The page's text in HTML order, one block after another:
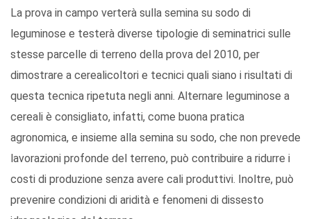
La prova in campo verterà sulla semina su sodo di
leguminose e testerà diverse tipologie di seminatrici sulle
stesse parcelle di terreno della prova del 2010, per
dimostrare a cerealicoltori e tecnici quali siano i risultati di
questa tecnica ripetuta negli anni. Alternare leguminose a
cereali è consigliato, infatti, come buona pratica
agronomica, e insieme alla semina su sodo, che non prevede
lavorazioni profonde del terreno, può contribuire a ridurre i
costi di produzione senza avere cali produttivi. Inoltre, può
prevenire condizioni di aridità e fenomeni di dissesto